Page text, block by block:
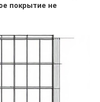
покрытие не